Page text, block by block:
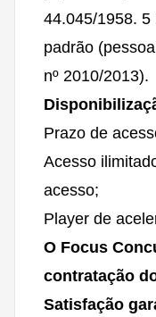
44.045/1958. 5
padrão
nº 2010/2013).
Prazo de
Acesso
acesso;
Player de
O Focus
contratação
Satisfação